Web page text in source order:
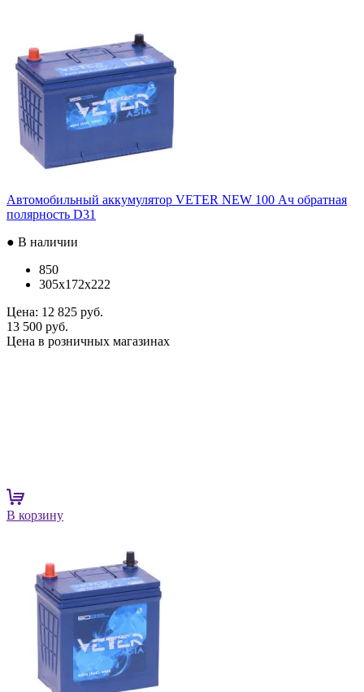
Автомобильный аккумулятор VETER NEW 100 Ач обратная
полярность D31
● В наличии
850
305x172x222
Цена: 12 825 руб.
13 500 руб.
Цена в розничных магазинах
В корзину